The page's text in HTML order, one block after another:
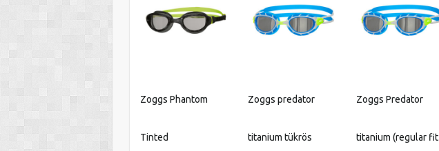
Zoggs Phantom
Tinted
Zoggs predator
titanium tükrös
Zoggs Predator
titanium (regular fit